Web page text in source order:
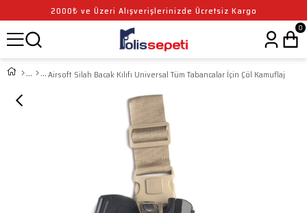
2000₺ ve Üzeri Alışverişlerinizde Ücretsiz Kargo
0
Airsoft Silah Bacak Kılıfı Universal Tüm Tabancalar İçin Çöl Kamuflaj